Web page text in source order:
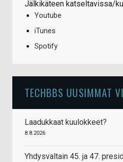
Jälkikäteen katseltavissa/
Youtube
iTunes
Spotify
TECHBBS UUSIMMAT
Laadukkaat kuulokkeet?
8.8.2026
Yhdysvaltain 45. ja 47.